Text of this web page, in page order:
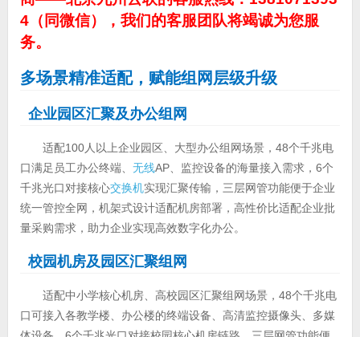
4（同微信），我们的客服团队将竭诚为您服
务。
多场景精准适配，赋能组网层级升级
企业园区汇聚及办公组网
适配100人以上企业园区、大型办公组网场景，48个千兆电
口满足员工办公终端、 无线AP、监控设备的海量接入需求，6个
千兆光口对接核心交换机实现汇聚传输，三层网管功能便于企业
统一管控全网，机架式设计适配机房部署，高性价比适配企业批
量采购需求，助力企业实现高效数字化办公。
校园机房及园区汇聚组网
适配中小学核心机房、高校园区汇聚组网场景，48个千兆电
口可接入各教学楼、办公楼的终端设备、高清监控摄像头、多媒